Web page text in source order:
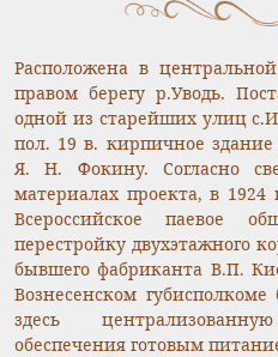
Расположена в
правом берегу р.Уводь.
одной из старейших улиц
пол. 19 в. кирпичное
Я. Н. Фокину. Согласно
материалах проекта, в 1924
Всероссийское паевое
перестройку двухэтажного
бывшего фабриканта В.П.
Вознесенском
здесь
обеспечения готовым